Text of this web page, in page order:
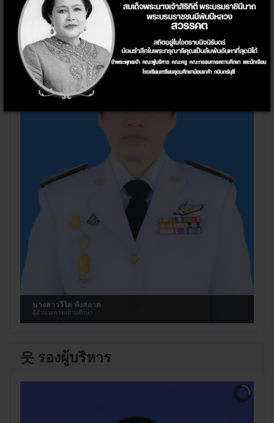
นางสาววิไล พังสอาด
ผู้อำนวยการสถานศึกษา
웃 รองผู้บริหาร